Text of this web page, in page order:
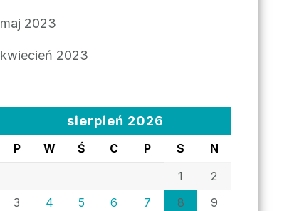
maj 2023
kwiecień 2023
sierpień 2026
P W Ś C P S
N
1
2
3
4 5 6 7 8
9